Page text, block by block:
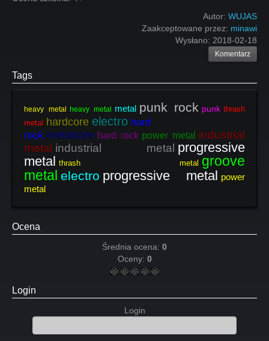
Autor: WUJAS
Zaakceptowane przez: minawi
Wysłano: 2018-02-18
Komentarz
Tags
heavy metal heavy metal metal punk rock punk thrash
metal
hardcore electro hard
rock metalcore hard rock power metal
industrial
metal industrial metal progressive
metal thrash metal groove
metal electro progressive metal power
metal
Ocena
Średnia ocena: 0
Oceny: 0
Login
Login